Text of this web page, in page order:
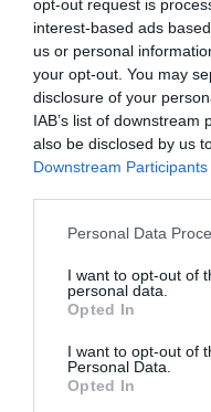
opt-out request is
interest-based ads
us or personal
your opt-out. You may
disclosure of your
IAB’s list of
also be disclosed by us
Downstream Participants
Personal Data
I want to opt-out of
personal data.
Opted In
I want to opt-out of
Personal Data.
Opted In